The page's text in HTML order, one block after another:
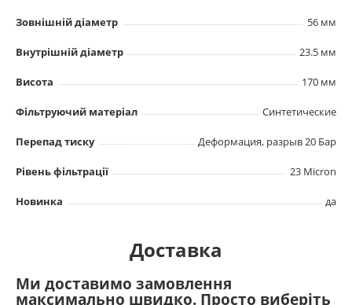
Зовнішній діаметр 56 мм
Внутрішній діаметр 23.5 мм
Висота 170 мм
Фільтруючий матеріал Синтетические
Перепад тиску Деформация, разрыв 20 Бар
Рівень фільтрації 23 Micron
Новинка да
Доставка
Ми доставимо замовлення
максимально швидко. Просто виберіть